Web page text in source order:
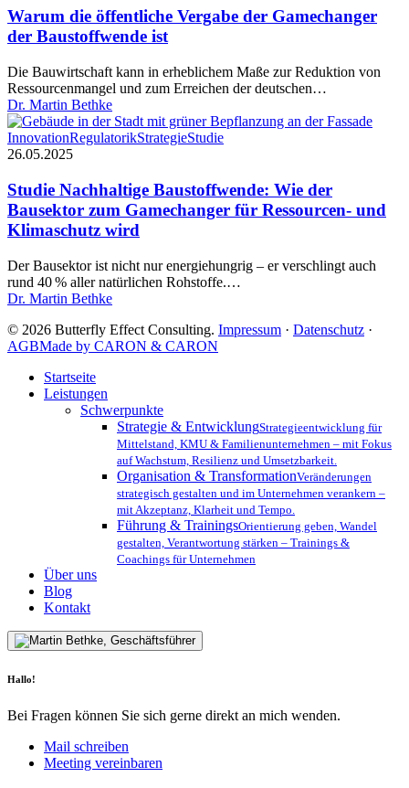
Vergabe
der
Gamechanger
Baustoffwende
ist
Warum die öffentliche Vergabe der Gamechanger
der Baustoffwende ist
Die Bauwirtschaft kann in erheblichem Maße zur Reduktion von
Ressourcenmangel und zum Erreichen der deutschen…
Dr. Martin Bethke
Studie
Nachhaltige
Wie
der
Bausektor
zum
für
Ressourcen-
und
wird
InnovationRegulatorikStrategieStudie
26.05.2025
Studie Nachhaltige Baustoffwende: Wie der
Bausektor zum Gamechanger für Ressourcen- und
Klimaschutz wird
Der Bausektor ist nicht nur energiehungrig – er verschlingt auch
rund 40 % aller natürlichen Rohstoffe.…
Dr. Martin Bethke
© 2026 Butterfly Effect Consulting. Impressum · Datenschutz ·
AGBMade by CARON & CARON
Close
Menu
Startseite
Leistungen
Schwerpunkte
Strategie & EntwicklungStrategieentwicklung für
Mittelstand, KMU & Familienunternehmen – mit Fokus
auf Wachstum, Resilienz und Umsetzbarkeit.
Organisation & TransformationVeränderungen
strategisch gestalten und im Unternehmen verankern –
mit Akzeptanz, Klarheit und Tempo.
Führung & TrainingsOrientierung geben, Wandel
gestalten, Verantwortung stärken – Trainings &
Coachings für Unternehmen
Über uns
Blog
Kontakt
Hallo!
Bei Fragen können Sie sich gerne direkt an mich wenden.
Mail schreiben
Meeting vereinbaren